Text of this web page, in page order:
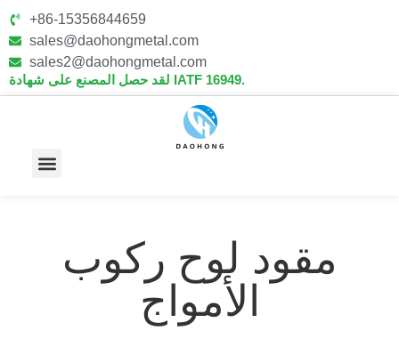
+86-15356844659
sales@daohongmetal.com
sales2@daohongmetal.com
لقد حصل المصنع على شهادة IATF 16949.
مقود لوح ركوب
الأمواج